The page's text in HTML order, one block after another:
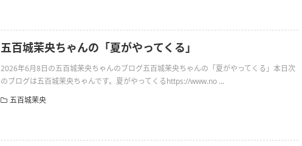
五百城茉央ちゃんの「夏がやってくる」
2026年6月8日の五百城茉央ちゃんのブログ五百城茉央ちゃんの「夏がやってくる」本日次
のブログは五百城茉央ちゃんです。夏がやってくるhttps://www.no ...
五百城茉央